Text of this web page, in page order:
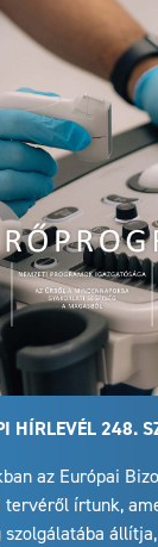
HÍRLEVÉL 248.
az Európai
tervéről írtunk,